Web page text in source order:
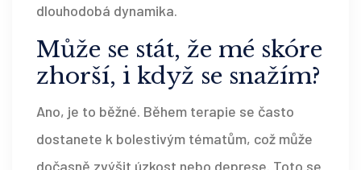
dlouhodobá dynamika.
Může se stát, že mé skóre
zhorší, i když se snažím?
Ano, je to běžné. Během terapie se často
dostanete k bolestivým tématům, což může
dočasně zvýšit úzkost nebo deprese. Toto se